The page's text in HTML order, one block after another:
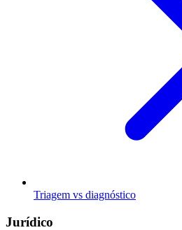
Triagem vs diagnóstico
Jurídico